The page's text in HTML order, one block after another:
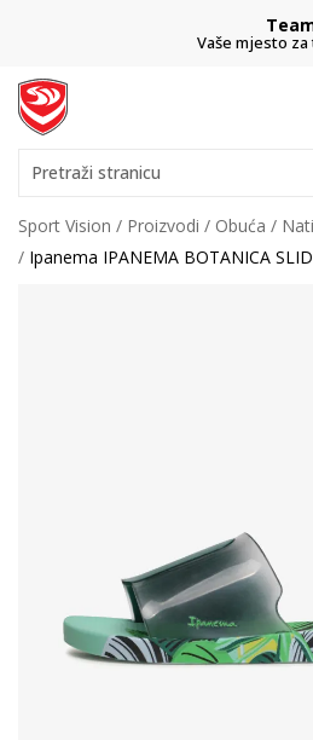
Team
Vaše mjesto za
Pretraži stranicu
Sport Vision Proizvodi Obuća
Ipanema IPANEMA BOTANICA